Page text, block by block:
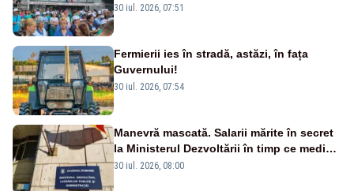
30 iul. 2026, 07:51
Fermierii ies în stradă, astăzi, în fața
Guvernului!
30 iul. 2026, 07:54
Manevră mascată. Salarii mărite în secret
la Ministerul Dezvoltării în timp ce medicii
ies în stradă
30 iul. 2026, 08:00